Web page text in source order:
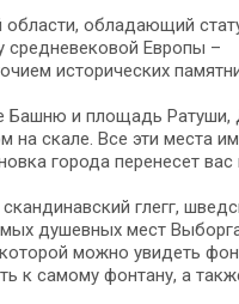
области, обладающий
средневековой Европы –
исторических
Башню и площадь
на скале. Все эти места
города перенесет вас
глегг,
душевных мест
можно увидеть
к самому фонтану, а